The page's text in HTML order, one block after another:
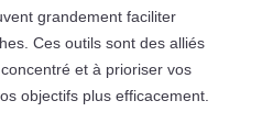
grandement faciliter
Ces outils sont des alliés
et à prioriser vos
objectifs plus efficacement.